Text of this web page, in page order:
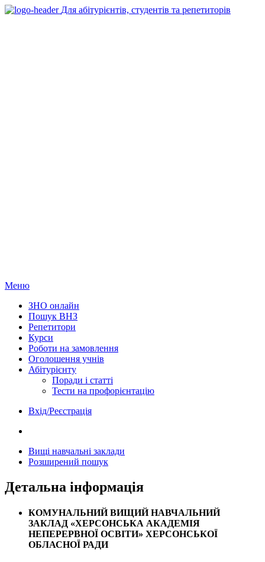
Для абітурієнтів, студентів та репетиторів
Меню
ЗНО онлайн
Пошук ВНЗ
Репетитори
Курси
Роботи на замовлення
Оголошення учнів
Абітурієнту
Поради і статті
Тести на профорієнтацію
Вхід/Реєстрація
Вищі навчальні заклади
Розширений пошук
Детальна інформація
КОМУНАЛЬНИЙ ВИЩИЙ НАВЧАЛЬНИЙ
ЗАКЛАД «ХЕРСОНСЬКА АКАДЕМІЯ
НЕПЕРЕРВНОЇ ОСВІТИ» ХЕРСОНСЬКОЇ
ОБЛАСНОЇ РАДИ